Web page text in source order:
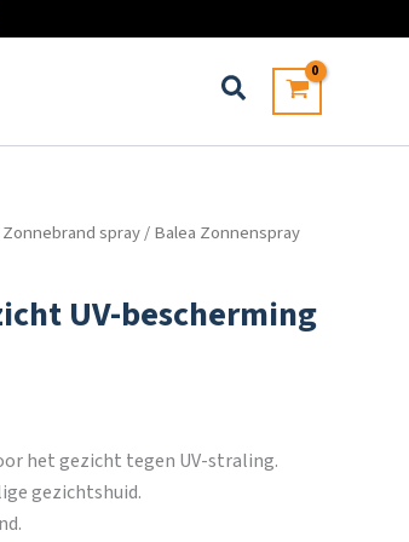
Zonnebrand spray/ Balea Zonnenspray
UV-bescherming
het gezicht tegen UV-straling.
gezichtshuid.